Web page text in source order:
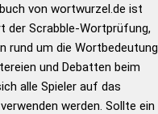
eines semantischen
Anhaltspunkte zu
und Wortform, um die
Scrabble-Spiel zu
Scrabble-
von wortwurzel.de ist
der Scrabble-Wortprüfung,
rund um die Wortbedeutung
und Debatten beim
alle Spieler auf das
werden. Sollte ein